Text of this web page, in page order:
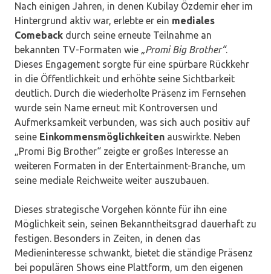
Nach einigen Jahren, in denen Kubilay Özdemir eher im
Hintergrund aktiv war, erlebte er ein mediales
Comeback durch seine erneute Teilnahme an
bekannten TV-Formaten wie „Promi Big Brother“.
Dieses Engagement sorgte für eine spürbare Rückkehr
in die Öffentlichkeit und erhöhte seine Sichtbarkeit
deutlich. Durch die wiederholte Präsenz im Fernsehen
wurde sein Name erneut mit Kontroversen und
Aufmerksamkeit verbunden, was sich auch positiv auf
seine Einkommensmöglichkeiten auswirkte. Neben
„Promi Big Brother“ zeigte er großes Interesse an
weiteren Formaten in der Entertainment-Branche, um
seine mediale Reichweite weiter auszubauen.
Dieses strategische Vorgehen könnte für ihn eine
Möglichkeit sein, seinen Bekanntheitsgrad dauerhaft zu
festigen. Besonders in Zeiten, in denen das
Medieninteresse schwankt, bietet die ständige Präsenz
bei populären Shows eine Plattform, um den eigenen